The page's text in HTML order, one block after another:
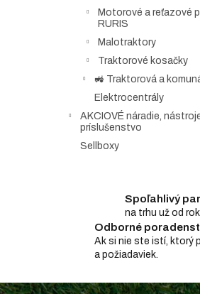
Motorové a reťazové
RURIS
Malotraktory
Traktorové kosačky
🚜 Traktorová a
Elektrocentrály
AKCIOVÉ náradie,
príslušenstvo
Sellboxy
Spoľahlivý
na trhu už od
Odborné
Ak si nie ste istí, ktorý
a požiadaviek.